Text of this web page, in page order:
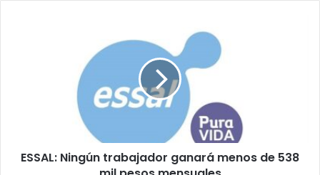
mensuales
ESSAL: Ningún trabajador ganará menos de 538